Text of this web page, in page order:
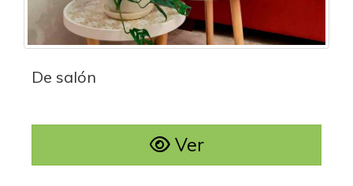
De salón
Ver